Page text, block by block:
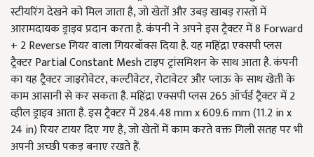
स्टीयरिंग देखने को मिल जाता है, जो खेतों और उबड़ खाबड़ रास्तों में
आरामदायक ड्राइव प्रदान करता है. कंपनी ने अपने इस ट्रैक्टर में 8 Forward
+ 2 Reverse गियर वाला गियरबॉक्स दिया है. यह महिंद्रा एक्सपी प्लस
ट्रैक्टर Partial Constant Mesh टाइप ट्रांसमिशन के साथ आता है. कंपनी
का यह ट्रैक्टर जाइरोवेटर, कल्टीवेटर, रोटावेटर और प्लाऊ के साथ खेती के
काम आसानी से कर सकता है. महिंद्रा एक्सपी प्लस 265 ऑर्चर्ड ट्रैक्टर में 2
व्हील ड्राइव आता है. इस ट्रैक्टर में 284.48 mm x 609.6 mm (11.2 in x
24 in) रियर टायर दिए गए है, जो खेतों में काम करते वक्त गिली सतह पर भी
अपनी अच्छी पकड़ बनाए रखते हैं.